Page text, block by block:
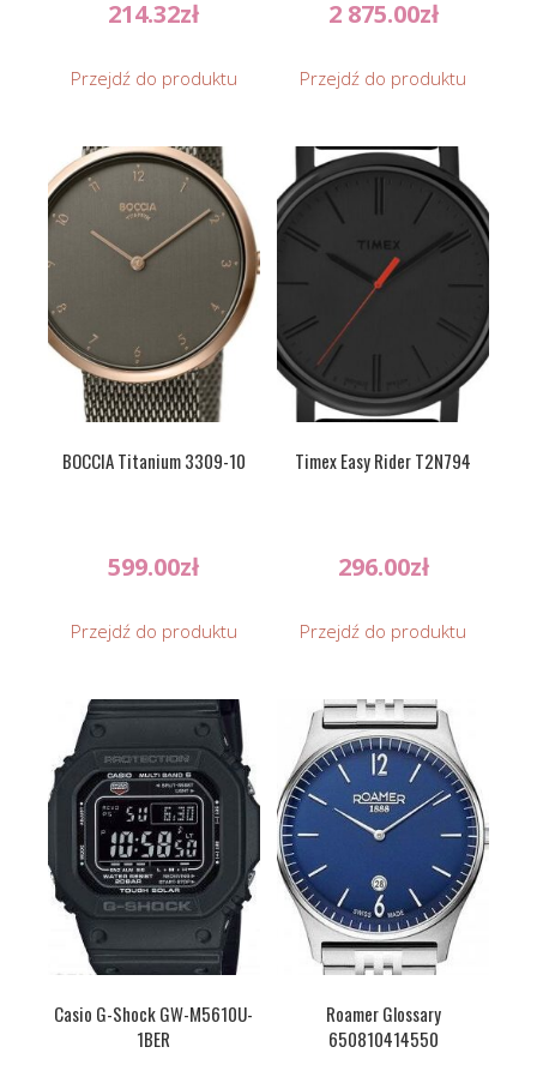
214.32zł
Przejdź do produktu
2 875.00zł
Przejdź do produktu
BOCCIA Titanium 3309-10
599.00zł
Przejdź do produktu
Timex Easy Rider T2N794
296.00zł
Przejdź do produktu
Casio G-Shock GW-M5610U-
1BER
Roamer Glossary
650810414550